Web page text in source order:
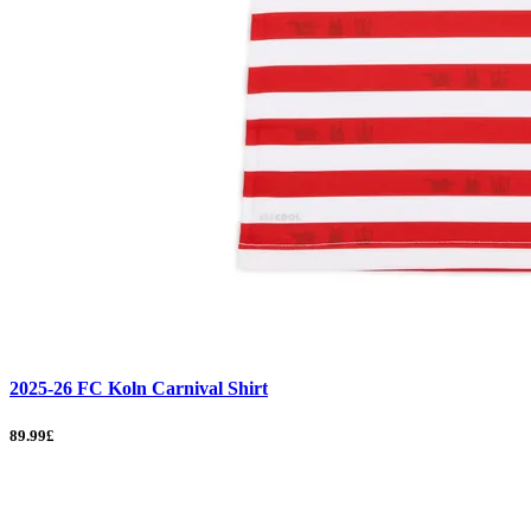
2025-26 FC Koln Carnival Shirt
89.99£